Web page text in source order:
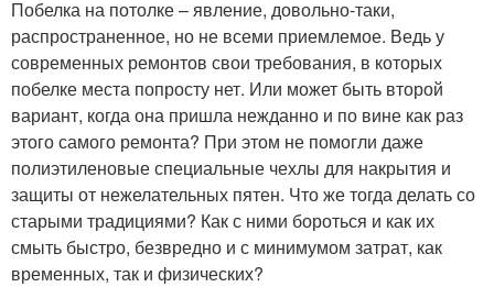
Побелка на потолке – явление, довольно-таки,
распространенное, но не всеми приемлемое. Ведь у
современных ремонтов свои требования, в которых
побелке места попросту нет. Или может быть второй
вариант, когда она пришла нежданно и по вине как раз
этого самого ремонта? При этом не помогли даже
полиэтиленовые специальные чехлы для накрытия и
защиты от нежелательных пятен. Что же тогда делать со
старыми традициями? Как с ними бороться и как их
смыть быстро, безвредно и с минимумом затрат, как
временных, так и физических?